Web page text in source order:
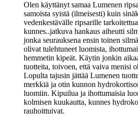
Olen käyttänyt samaa Lumenen
samoista syistä (ilmeisesti) kuin
vedenkestävälle ripsarille
kunnes..jatkuva hankaus aiheutti
jonka seurauksena ensin toinen
olivat tulehtuneet luomista,
hemmetin kipeät. Käytin jonkin
tuotteita, toivoen, että vaiva menisi
Lopulta tajusin jättää Lumenen
merkkiä ja otin kunnon
luomiin. Kipuilua ja ihottumaisia
kolmisen kuukautta, kunnes
rauhoittuivat.